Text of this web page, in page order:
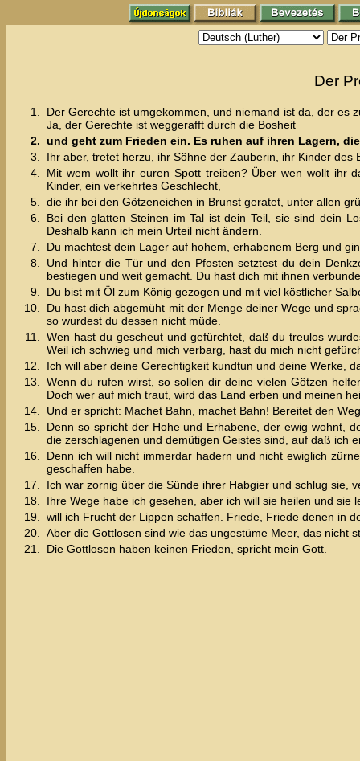
Der
1.
Der Gerechte ist umgekommen, und niemand ist da, der es
Ja, der Gerechte ist weggerafft durch die Bosheit
2. und geht zum Frieden ein. Es ruhen auf ihren Lagern,
3.
Ihr aber, tretet herzu, ihr Söhne der Zauberin, ihr Kinder des
4.
Mit wem wollt ihr euren Spott treiben? Über wen wollt ihr
Kinder, ein verkehrtes Geschlecht,
5.
die ihr bei den Götzeneichen in Brunst geratet, unter allen
6.
Bei den glatten Steinen im Tal ist dein Teil, sie sind dein
Deshalb kann ich mein Urteil nicht ändern.
7.
Du machtest dein Lager auf hohem, erhabenem Berg und
8.
Und hinter die Tür und den Pfosten setztest du dein
bestiegen und weit gemacht. Du hast dich mit ihnen
9.
Du bist mit Öl zum König gezogen und mit viel köstlicher
10.
Du hast dich abgemüht mit der Menge deiner Wege und
so wurdest du dessen nicht müde.
11.
Wen hast du gescheut und gefürchtet, daß du treulos
Weil ich schwieg und mich verbarg, hast du mich nicht
12.
Ich will aber deine Gerechtigkeit kundtun und deine Werke,
13.
Wenn du rufen wirst, so sollen dir deine vielen Götzen
Doch wer auf mich traut, wird das Land erben und meinen
14.
Und er spricht: Machet Bahn, machet Bahn! Bereitet den
15.
Denn so spricht der Hohe und Erhabene, der ewig wohnt,
die zerschlagenen und demütigen Geistes sind, auf daß ich
16.
Denn ich will nicht immerdar hadern und nicht ewiglich
geschaffen habe.
17.
Ich war zornig über die Sünde ihrer Habgier und schlug sie,
18.
Ihre Wege habe ich gesehen, aber ich will sie heilen und
19.
will ich Frucht der Lippen schaffen. Friede, Friede denen in
20.
Aber die Gottlosen sind wie das ungestüme Meer, das nicht
21.
Die Gottlosen haben keinen Frieden, spricht mein Gott.